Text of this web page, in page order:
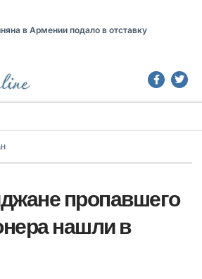
в Армении подало в отставку
пропавшего
нашли в